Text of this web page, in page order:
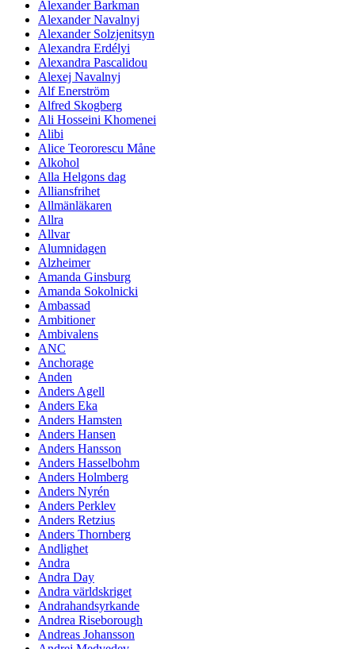
Alexander Barkman
Alexander Navalnyj
Alexander Solzjenitsyn
Alexandra Erdélyi
Alexandra Pascalidou
Alexej Navalnyj
Alf Enerström
Alfred Skogberg
Ali Hosseini Khomenei
Alibi
Alice Teororescu Måne
Alkohol
Alla Helgons dag
Alliansfrihet
Allmänläkaren
Allra
Allvar
Alumnidagen
Alzheimer
Amanda Ginsburg
Amanda Sokolnicki
Ambassad
Ambitioner
Ambivalens
ANC
Anchorage
Anden
Anders Agell
Anders Eka
Anders Hamsten
Anders Hansen
Anders Hansson
Anders Hasselbohm
Anders Holmberg
Anders Nyrén
Anders Perklev
Anders Retzius
Anders Thornberg
Andlighet
Andra
Andra Day
Andra världskriget
Andrahandsyrkande
Andrea Riseborough
Andreas Johansson